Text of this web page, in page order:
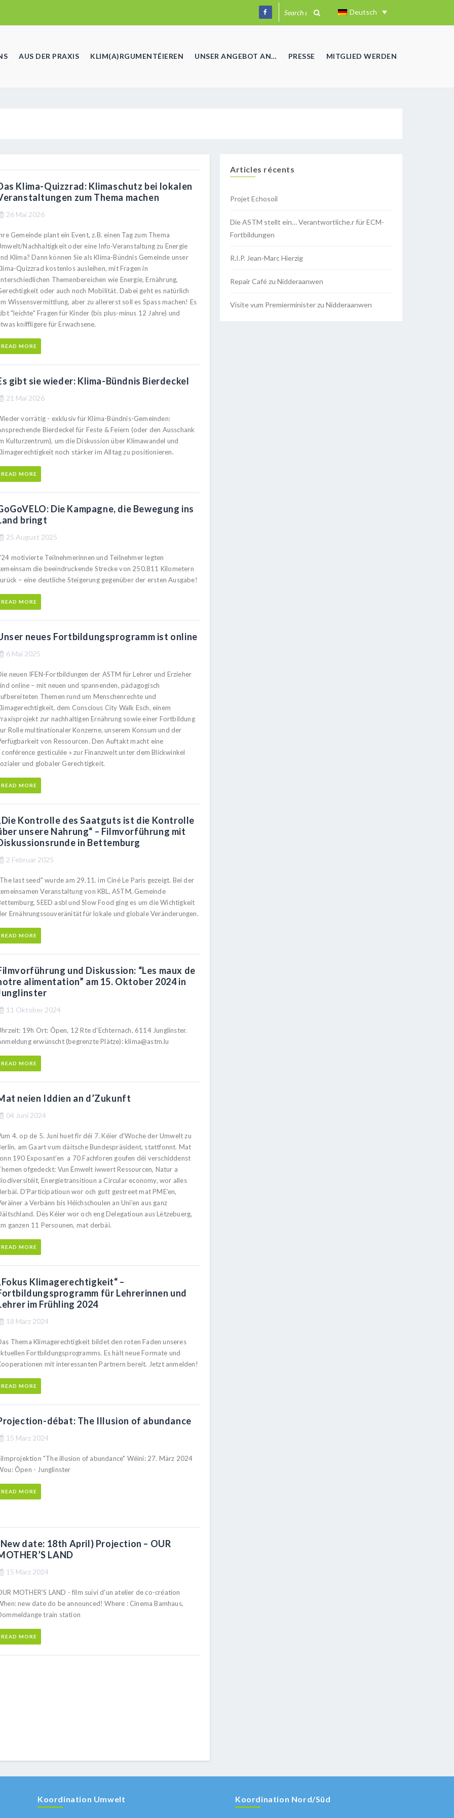
Deutsch
AUS DER PRAXIS KLIM(A)RGUMENTÉIEREN UNSER ANGEBOT AN… PRESSE MITGLIED WERDEN
Klima-Quizzrad: Klimaschutz bei lokalen
zum Thema machen
26 Mai 2026
Gemeinde plant ein Event, z.B. einen Tag zum Thema
Nachhaltigkeit oder eine Info-Veranstaltung zu Energie
Klima? Dann können Sie als Klima-Bündnis Gemeinde unser
Quizzrad kostenlos ausleihen, mit Fragen in
Themenbereichen wie Energie, Ernährung,
oder auch noch Mobilität. Dabei geht es natürlich
Wissensvermittlung, aber zu allererst soll es Spass machen! Es
"leichte" Fragen für Kinder (bis plus-minus 12 Jahre) und
kniffligere für Erwachsene.
READ MORE
gibt sie wieder: Klima-Bündnis Bierdeckel
21 Mai 2026
vorrätig - exklusiv für Klima-Bündnis-Gemeinden:
Bierdeckel für Feste & Feiern (oder den Ausschank
Kulturzentrum), um die Diskussion über Klimawandel und
noch stärker im Alltag zu positionieren.
READ MORE
Die Kampagne, die Bewegung ins
bringt
25 August 2025
motivierte Teilnehmerinnen und Teilnehmer legten
die beeindruckende Strecke von 250.811 Kilometern
– eine deutliche Steigerung gegenüber der ersten Ausgabe!
READ MORE
neues Fortbildungsprogramm ist online
6 Mai 2025
neuen IFEN-Fortbildungen der ASTM für Lehrer und Erzieher
online – mit neuen und spannenden, pädagogisch
Themen rund um Menschenrechte und
dem Conscious City Walk Esch, einem
zur nachhaltigen Ernährung sowie einer Fortbildung
Rolle multinationaler Konzerne, unserem Konsum und der
von Ressourcen. Den Auftakt macht eine
conférence gesticulée » zur Finanzwelt unter dem Blickwinkel
und globaler Gerechtigkeit.
READ MORE
Kontrolle des Saatguts ist die Kontrolle
unsere Nahrung“ – Filmvorführung mit
in Bettemburg
2 Februar 2025
last seed" wurde am 29.11. im Ciné Le Paris gezeigt. Bei der
Veranstaltung von KBL, ASTM, Gemeinde
SEED asbl und Slow Food ging es um die Wichtigkeit
Ernährungssouveränität für lokale und globale Veränderungen.
READ MORE
und Diskussion: “Les maux de
alimentation” am 15. Oktober 2024 in
11 Oktober 2024
19h Ort: Ôpen, 12 Rte d'Echternach, 6114 Junglinster.
erwünscht (begrenzte Plätze): klima@astm.lu
READ MORE
neien Iddien an d’Zukunft
04 Juni 2024
4. op de 5. Juni huet fir déi 7. Kéier d’Woche der Umwelt zu
am Gaart vum däitsche Bundespräsident, stattfonnt. Mat
190 Exposant’en a 70 Fachforen goufen déi verschiddenst
ofgedeckt: Vun Ëmwelt iwwert Ressourcen, Natur a
Energietransitioun a Circular economy, wor alles
D’Participatioun wor och gutt gestreet mat PME’en,
a Verbänn bis Héichschoulen an Uni’en aus ganz
Dës Kéier wor och eng Delegatioun aus Lëtzebuerg,
ganzen 11 Persounen, mat derbäi.
READ MORE
Klimagerechtigkeit“ –
für Lehrerinnen und
im Frühling 2024
18 März 2024
Thema Klimagerechtigkeit bildet den roten Faden unseres
Fortbildungsprogramms. Es hält neue Formate und
mit interessanten Partnern bereit. Jetzt anmelden!
READ MORE
débat: The Illusion of abundance
15 März 2024
"The illusion of abundance" Wéini: 27. März 2024
Ôpen - Junglinster
READ MORE
date: 18th April) Projection – OUR
LAND
15 März 2024
MOTHER'S LAND - film suivi d'un atelier de co-création
new date do be announced! Where : Cinema Bamhaus,
train station
READ MORE
Articles récents
Projet Echosoil
Die ASTM stellt ein… Verantwortliche.r für ECM-
Fortbildungen
R.I.P. Jean-Marc Hierzig
Repair Café zu Nidderaanwen
Visite vum Premierminister zu Nidderaanwen
Koordination Umwelt Koordination Nord/Süd